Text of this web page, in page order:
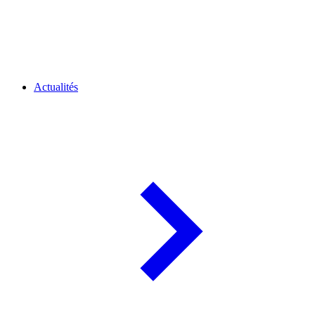
Actualités